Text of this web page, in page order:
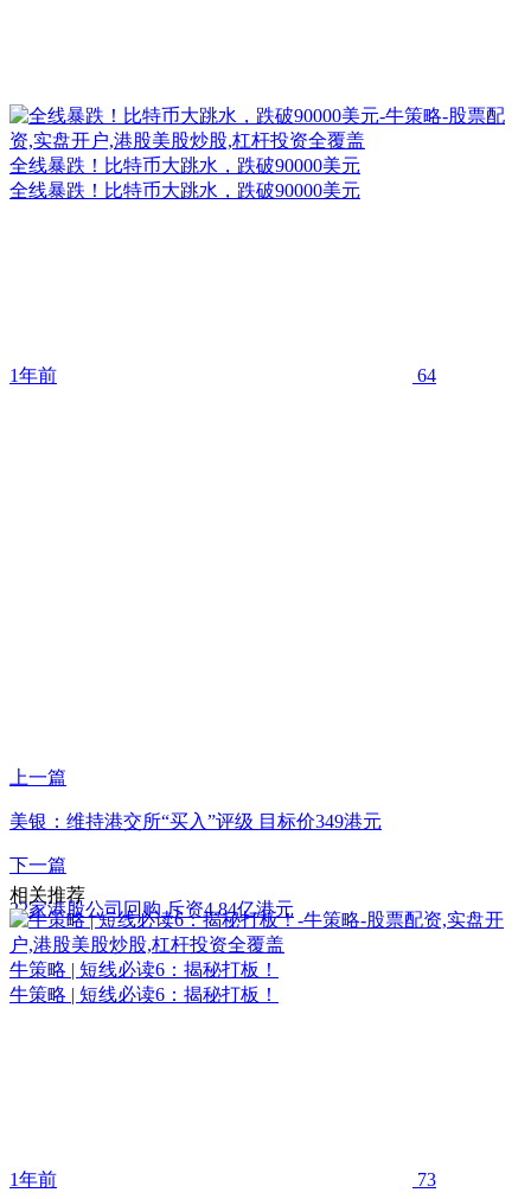
全线暴跌！比特币大跳水，跌破90000美元
全线暴跌！比特币大跳水，跌破90000美元
1年前 64
上一篇
美银：维持港交所“买入”评级 目标价349港元
下一篇
22家港股公司回购 斥资4.84亿港元
相关推荐
牛策略 | 短线必读6：揭秘打板！
牛策略 | 短线必读6：揭秘打板！
1年前 73